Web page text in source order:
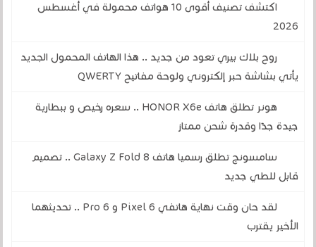
اكتشف تصنيف أقوى 10 هواتف محمولة في أغسطس
2026
روح بلاك بيري تعود من جديد .. هذا الهاتف المحمول الجديد
يأتي بشاشة حبر إلكتروني ولوحة مفاتيح QWERTY
هونر تطلق هاتف HONOR X6e .. سعره رخيص و ببطارية
جيدة جدًا وقدرة شحن ممتاز
سامسونج تطلق رسميا هاتف Galaxy Z Fold 8 .. تصميم
قابل للطي جديد
لقد حان وقت نهاية هاتفي Pixel 6 و 6 Pro .. تحديثهما
الأخير يقترب